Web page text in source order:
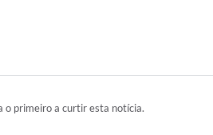
o primeiro a curtir esta notícia.